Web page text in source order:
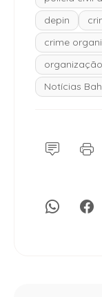
depin
crime
Notícias